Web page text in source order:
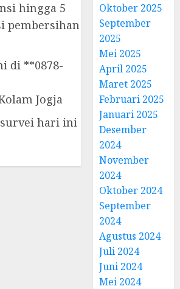
hingga 5
pembersihan
di **0878-
Jogja
hari ini
Oktober 2025
September
2025
Mei 2025
April 2025
Maret 2025
Februari 2025
Januari 2025
Desember
2024
November
2024
Oktober 2024
September
2024
Agustus 2024
Juli 2024
Juni 2024
Mei 2024